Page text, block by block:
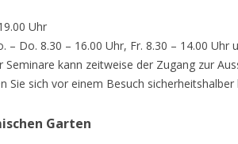
Uhr
– Do. 8.30 – 16.00 Uhr, Fr. 8.30 – 14.00 Uhr
kann zeitweise der Zugang zur
sich vor einem Besuch sicherheitshalber
Garten